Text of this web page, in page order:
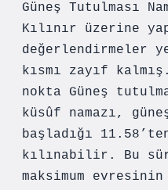
Güneş Tutulması
Kılınır üzerine
değerlendirmeler
kısmı zayıf
nokta Güneş
küsûf namazı,
başladığı
kılınabilir. Bu
maksimum